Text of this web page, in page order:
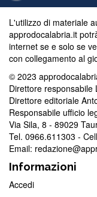
relativa procedura
capoluogo di
L'utilizzo di materiale
approdocalabria.it
internet se e solo se
con collegamento al
© 2023
Direttore responsabile
Direttore editoriale
Responsabile ufficio
Via Sila, 8 - 89029
Tel. 0966.611303 -
Email:
Informazioni
Accedi